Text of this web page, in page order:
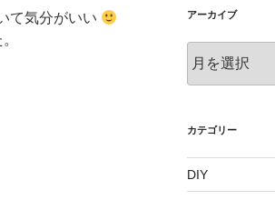
て気分がいい
アーカイブ
ー
ブ
カテゴリー
DIY